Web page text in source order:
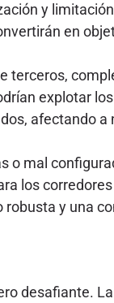
y
en
terceros,
explotar
afectando a
o mal
los
y una
desafiante.